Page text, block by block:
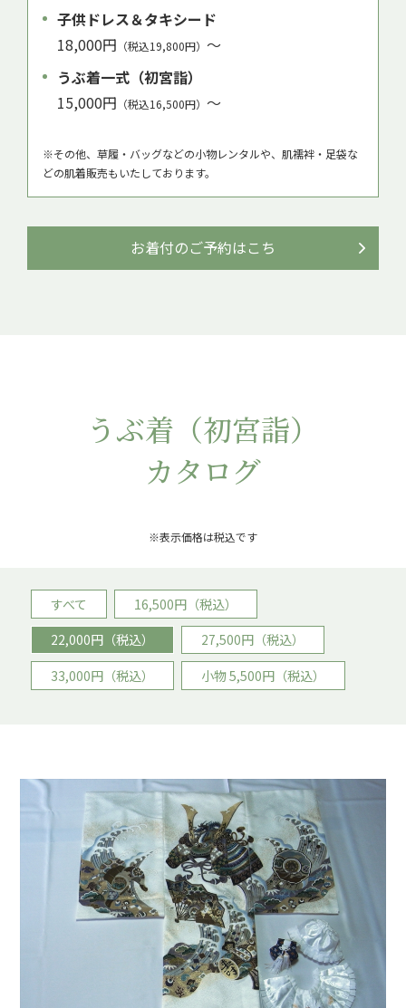
子供ドレス＆タキシード
18,000円 （税込19,800円） ～
うぶ着一式（初宮詣）
15,000円 （税込16,500円） ～
※その他、草履・バッグなどの小物レンタルや、肌襦袢・足袋な
どの肌着販売もいたしております。
お着付のご予約はこち
うぶ着（初宮詣）
カタログ
※表示価格は税込です
すべて
16,500円（税込）
22,000円（税込）
27,500円（税込）
33,000円（税込）
小物 5,500円（税込）